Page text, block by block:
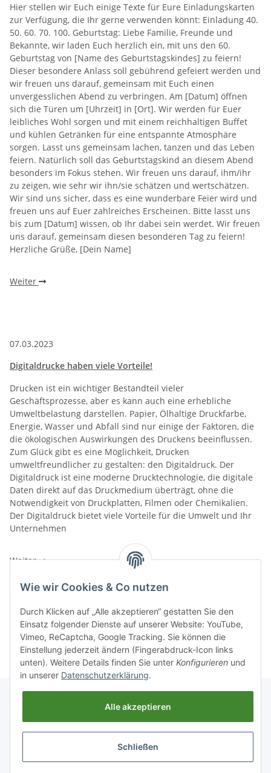
Hier stellen wir Euch einige Texte für Eure Einladungskarten
zur Verfügung, die Ihr gerne verwenden könnt: Einladung 40.
50. 60. 70. 100. Geburtstag: Liebe Familie, Freunde und
Bekannte, wir laden Euch herzlich ein, mit uns den 60.
Geburtstag von [Name des Geburtstagskindes] zu feiern!
Dieser besondere Anlass soll gebührend gefeiert werden und
wir freuen uns darauf, gemeinsam mit Euch einen
unvergesslichen Abend zu verbringen. Am [Datum] öffnen
sich die Türen um [Uhrzeit] in [Ort]. Wir werden für Euer
leibliches Wohl sorgen und mit einem reichhaltigen Buffet
und kühlen Getränken für eine entspannte Atmosphäre
sorgen. Lasst uns gemeinsam lachen, tanzen und das Leben
feiern. Natürlich soll das Geburtstagskind an diesem Abend
besonders im Fokus stehen. Wir freuen uns darauf, ihm/ihr
zu zeigen, wie sehr wir ihn/sie schätzen und wertschätzen.
Wir sind uns sicher, dass es eine wunderbare Feier wird und
freuen uns auf Euer zahlreiches Erscheinen. Bitte lasst uns
bis zum [Datum] wissen, ob Ihr dabei sein werdet. Wir freuen
uns darauf, gemeinsam diesen besonderen Tag zu feiern!
Herzliche Grüße, [Dein Name]
Weiter
07.03.2023
Digitaldrucke haben viele Vorteile!
Drucken ist ein wichtiger Bestandteil vieler
Geschäftsprozesse, aber es kann auch eine erhebliche
Umweltbelastung darstellen. Papier, Ölhaltige Druckfarbe,
Energie, Wasser und Abfall sind nur einige der Faktoren, die
die ökologischen Auswirkungen des Druckens beeinflussen.
Zum Glück gibt es eine Möglichkeit, Drucken
umweltfreundlicher zu gestalten: den Digitaldruck. Der
Digitaldruck ist eine moderne Drucktechnologie, die digitale
Daten direkt auf das Druckmedium überträgt, ohne die
Notwendigkeit von Druckplatten, Filmen oder Chemikalien.
Der Digitaldruck bietet viele Vorteile für die Umwelt und Ihr
Unternehmen
Weiter
Einträge insgesamt: 2
Wie wir Cookies & Co nutzen
Durch Klicken auf „Alle akzeptieren“ gestatten Sie den
Einsatz folgender Dienste auf unserer Website: YouTube,
Vimeo, ReCaptcha, Google Tracking. Sie können die
Einstellung jederzeit ändern (Fingerabdruck-Icon links
unten). Weitere Details finden Sie unter Konfigurieren und
in unserer Datenschutzerklärung.
Alle akzeptieren
Schließen
Vertrag widerrufen
* Alle Preise inkl. gesetzlicher USt., zzgl.Versand